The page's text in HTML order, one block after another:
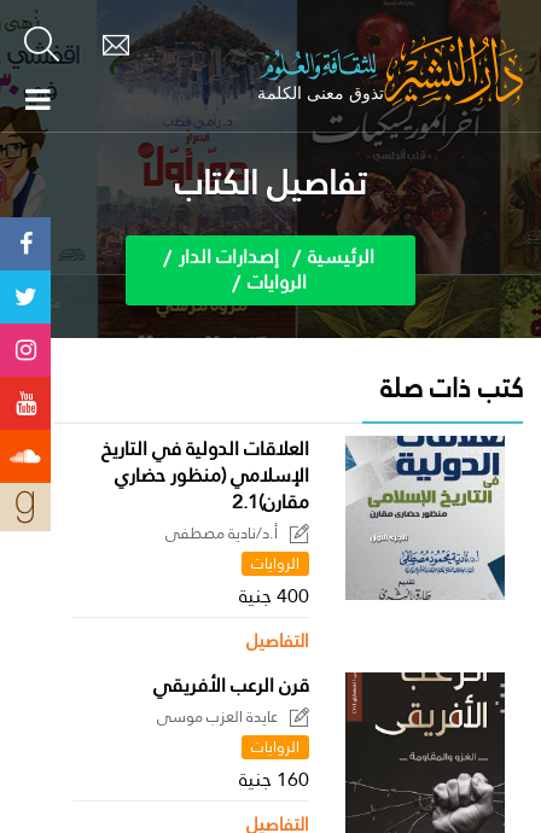
تفاصيل الكتاب
الرئيسية إصدارات الدار
الروايات
كتب ذات صلة
العلاقات الدولية في التاريخ
الإسلامي (منظور حضاري
مقارن)2.1
أ.د/نادية مصطفى
الروايات
400 جنية
التفاصيل
قرن الرعب الأفريقي
عايدة العزب موسى
الروايات
160 جنية
التفاصيل